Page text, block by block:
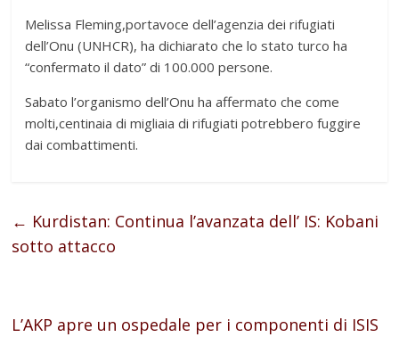
Melissa Fleming,portavoce dell’agenzia dei rifugiati
dell’Onu (UNHCR), ha dichiarato che lo stato turco ha
“confermato il dato” di 100.000 persone.
Sabato l’organismo dell’Onu ha affermato che come
molti,centinaia di migliaia di rifugiati potrebbero fuggire
dai combattimenti.
← Kurdistan: Continua l’avanzata dell’ IS: Kobani
sotto attacco
L’AKP apre un ospedale per i componenti di ISIS